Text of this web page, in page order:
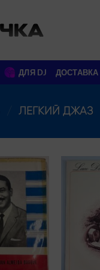
ДЛЯ DJ
ЛЕГКИЙ ДЖАЗ
Add to
wishlist